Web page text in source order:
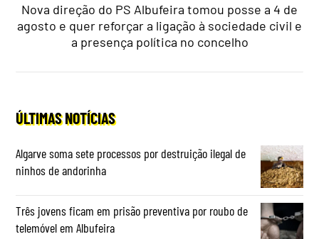
Nova direção do PS Albufeira tomou posse a 4 de
agosto e quer reforçar a ligação à sociedade civil e
a presença política no concelho
ÚLTIMAS NOTÍCIAS
Algarve soma sete processos por destruição ilegal de
ninhos de andorinha
Três jovens ficam em prisão preventiva por roubo de
telemóvel em Albufeira